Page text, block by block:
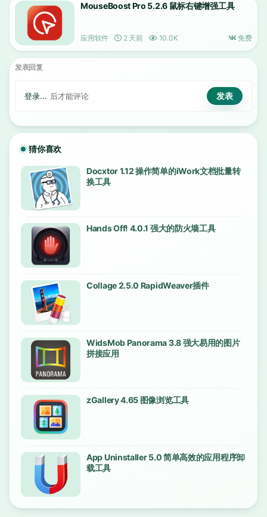
MouseBoost Pro 5.2.6 鼠标右键增强工具
应用软件 2 天前 10.0K 免费
发表回复
登录... 后才能评论
猜你喜欢
Docxtor 1.12 操作简单的iWork文档批量转
换工具
Hands Off! 4.0.1 强大的防火墙工具
Collage 2.5.0 RapidWeaver插件
WidsMob Panorama 3.8 强大易用的图片
拼接应用
zGallery 4.65 图像浏览工具
App Uninstaller 5.0 简单高效的应用程序卸
载工具